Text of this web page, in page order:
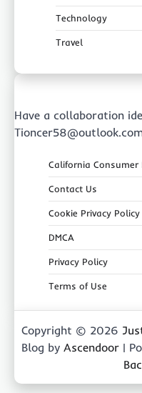
Technology
Travel
Have a collaboration
California Consumer
Contact Us
Cookie Privacy Policy
DMCA
Privacy Policy
Terms of Use
Copyright © 2026
Blog by Ascendoor |